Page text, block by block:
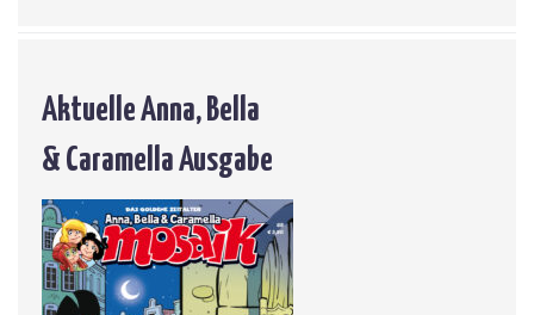
Aktuelle Anna, Bella
& Caramella Ausgabe